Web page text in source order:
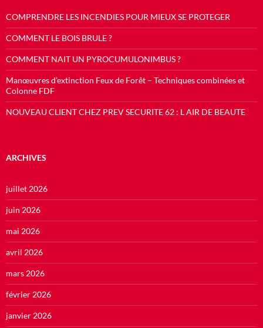
COMPRENDRE LES INCENDIES POUR MIEUX SE PROTEGER
COMMENT LE BOIS BRULE ?
COMMENT NAIT UN PYROCUMULONIMBUS ?
Manœuvres d’extinction Feux de Forêt – Techniques combinées et
Colonne FDF
NOUVEAU CLIENT CHEZ PREV SECURITE 62 : L AIR DE BEAUTE
ARCHIVES
juillet 2026
juin 2026
mai 2026
avril 2026
mars 2026
février 2026
janvier 2026